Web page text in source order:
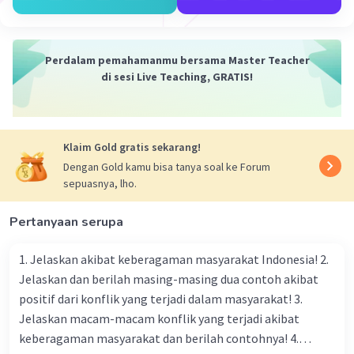
yang dapat mempengaruhi transaksi
Beri Rating·5.0( 1) Balas
Salsabila M
13 Maret 2024 00:45
Jawaban terverifikasi
dalam hambatan perdagangan antarnegara
dapat bervariasi tergantung pada tujuan dan
kepentingan ekonomi nasional masing-masing
negara. Beberapa hambatan perdagangan yang
umum digunakan oleh negara-negara adalah
sebagai berikut:
Tarif Impor: Negara dapat menerapkan tarif
Perdalam pemahamanmu bersama Master Teacher
di sesi Live Teaching, GRATIS!
Klaim Gold gratis sekarang!
Dengan Gold kamu bisa tanya soal ke Forum
sepuasnya, lho.
Pertanyaan serupa
1. Jelaskan akibat keberagaman masyarakat Indonesia! 2.
Jelaskan dan berilah masing-masing dua contoh akibat
positif dari konflik yang terjadi dalam masyarakat! 3.
Jelaskan macam-macam konflik yang terjadi akibat
keberagaman masyarakat dan berilah contohnya! 4.